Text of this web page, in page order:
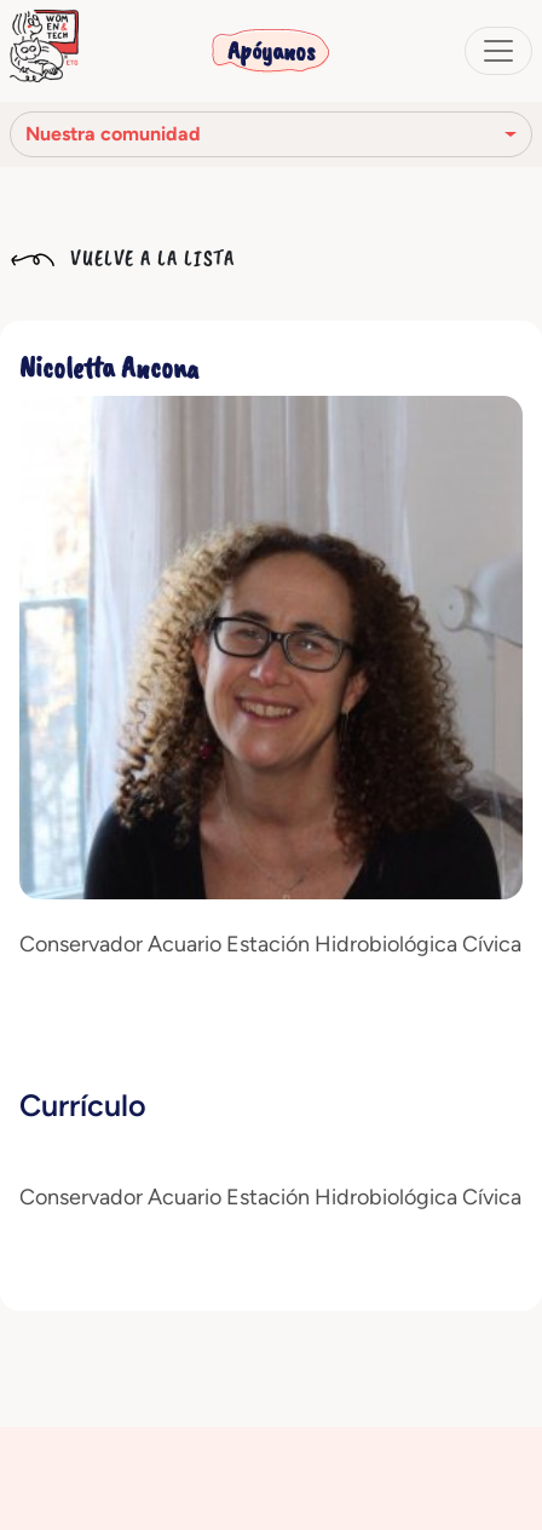
Apóyanos
Nuestra comunidad
Nuestra historia
VUELVE A LA LISTA
Nicoletta Ancona
Conservador Acuario Estación Hidrobiológica Cívica
Currículo
Conservador Acuario Estación Hidrobiológica Cívica